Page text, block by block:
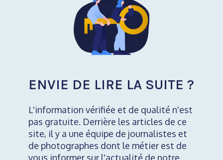
ENVIE DE LIRE LA SUITE ?
L'information vérifiée et de qualité n'est
pas gratuite. Derrière les articles de ce
site, il y a une équipe de journalistes et
de photographes dont le métier est de
vous informer sur l'actualité de notre